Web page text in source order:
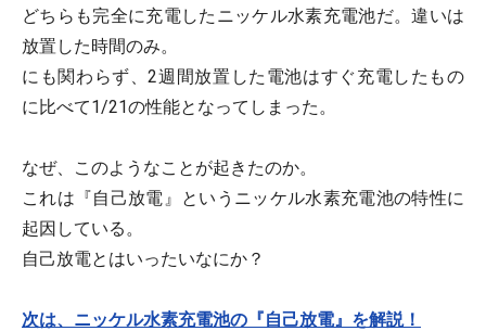
どちらも完全に充電したニッケル水素充電池だ。違いは
放置した時間のみ。
にも関わらず、2週間放置した電池はすぐ充電したもの
に比べて1/21の性能となってしまった。
なぜ、このようなことが起きたのか。
これは 『自己放電』 というニッケル水素充電池の特性に
起因している。
自己放電とはいったいなにか？
次は、ニッケル水素充電池の『自己放電』を解説！